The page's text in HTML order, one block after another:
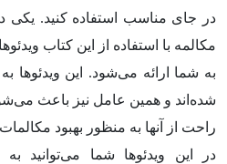
در جای مناسب استفاده کنید. یکی
مکالمه با استفاده از این کتاب
به شما ارائه می‌شود. این
شده‌اند و همین عامل نیز باعث
راحت از آنها به منظور بهبود
در این ویدئوها شما